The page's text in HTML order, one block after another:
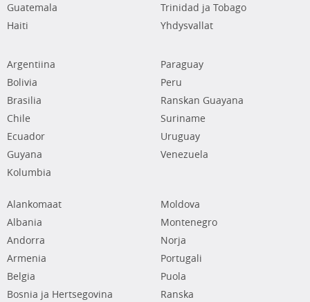
Guatemala
Haiti
Trinidad ja Tobago
Yhdysvallat
Argentiina
Bolivia
Brasilia
Chile
Ecuador
Guyana
Kolumbia
Paraguay
Peru
Ranskan Guayana
Suriname
Uruguay
Venezuela
Alankomaat
Albania
Andorra
Armenia
Belgia
Bosnia ja Hertsegovina
Moldova
Montenegro
Norja
Portugali
Puola
Ranska